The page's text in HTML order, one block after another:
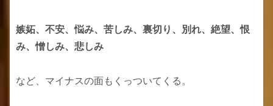
嫉妬、不安、悩み、苦しみ、裏切り、別れ、絶望、恨
み、憎しみ、悲しみ
など、マイナスの面もくっついてくる。